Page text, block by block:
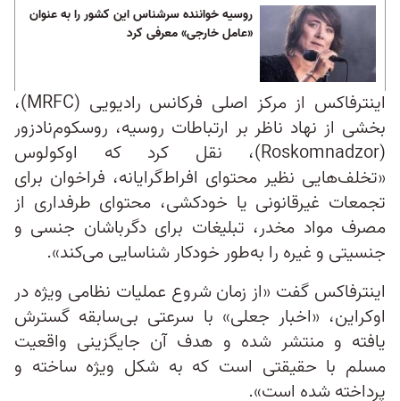
روسیه خواننده سرشناس این کشور را به عنوان
«عامل خارجی» معرفی کرد
اینترفاکس از مرکز اصلی فرکانس رادیویی (MRFC)،
بخشی از نهاد ناظر بر ارتباطات روسیه، روسکوم‌نادزور
(Roskomnadzor)، نقل کرد که اوکولوس
«تخلف‌‌هایی نظیر محتوای افراط‌گرایانه، فراخوان برای
تجمعات غیرقانونی یا خودکشی، محتوای طرفداری از
مصرف مواد مخدر، تبلیغات برای دگرباشان جنسی و
جنسیتی و غیره را به‌طور خودکار شناسایی می‌کند».
اینترفاکس گفت «از زمان شروع عملیات نظامی ویژه در
اوکراین، «اخبار جعلی» با سرعتی بی‌سابقه‌ گسترش
یافته و منتشر شده و هدف آن جایگزینی واقعیت
مسلم با حقیقتی است که به شکل ویژه ساخته و
پرداخته شده است».